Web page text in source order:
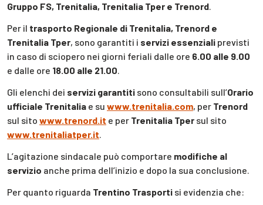
Gruppo FS, Trenitalia, Trenitalia Tper e Trenord.
Per il trasporto Regionale di Trenitalia, Trenord e
Trenitalia Tper, sono garantiti i servizi essenziali previsti
in caso di sciopero nei giorni feriali dalle ore 6.00 alle 9.00
e dalle ore 18.00 alle 21.00.
Gli elenchi dei servizi garantiti sono consultabili sull’Orario
ufficiale Trenitalia e su www.trenitalia.com, per Trenord
sul sito www.trenord.it e per Trenitalia Tper sul sito
www.trenitaliatper.it.
L’agitazione sindacale può comportare modifiche al
servizio anche prima dell’inizio e dopo la sua conclusione.
Per quanto riguarda Trentino Trasporti si evidenzia che: